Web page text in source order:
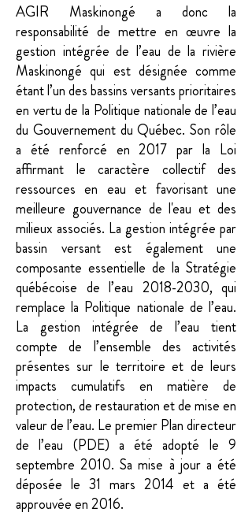
AGIR Maskinongé a donc la
responsabilité de mettre en œuvre la
gestion intégrée de l’eau de la rivière
Maskinongé qui est désignée comme
étant l’un des bassins versants prioritaires
en vertu de la Politique nationale de l’eau
du Gouvernement du Québec. Son rôle
a été renforcé en 2017 par la Loi
affirmant le caractère collectif des
ressources en eau et favorisant une
meilleure gouvernance de l'eau et des
milieux associés. La gestion intégrée par
bassin versant est également une
composante essentielle de la Stratégie
québécoise de l’eau 2018-2030, qui
remplace la Politique nationale de l’eau.
La gestion intégrée de l’eau tient
compte de l’ensemble des activités
présentes sur le territoire et de leurs
impacts cumulatifs en matière de
protection, de restauration et de mise en
valeur de l’eau. Le premier Plan directeur
de l’eau (PDE) a été adopté le 9
septembre 2010. Sa mise à jour a été
déposée le 31 mars 2014 et a été
approuvée en 2016.